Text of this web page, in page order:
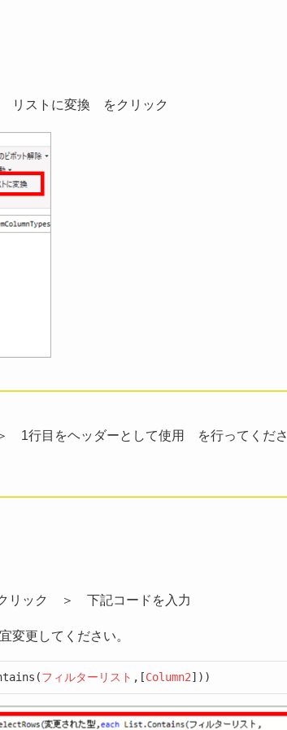
ストに変換 をクリック
1行目をヘッダーとして使用 を行ってくださ
リック ＞ 下記コードを入力
変更してください。
フィルターリスト ,[Column2]))